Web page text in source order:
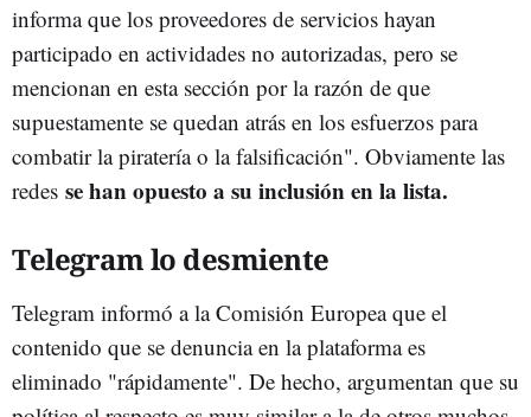
informa que los proveedores de servicios hayan
participado en actividades no autorizadas, pero se
mencionan en esta sección por la razón de que
supuestamente se quedan atrás en los esfuerzos para
combatir la piratería o la falsificación". Obviamente las
redes se han opuesto a su inclusión en la lista.
Telegram lo desmiente
Telegram informó a la Comisión Europea que el
contenido que se denuncia en la plataforma es
eliminado "rápidamente". De hecho, argumentan que su